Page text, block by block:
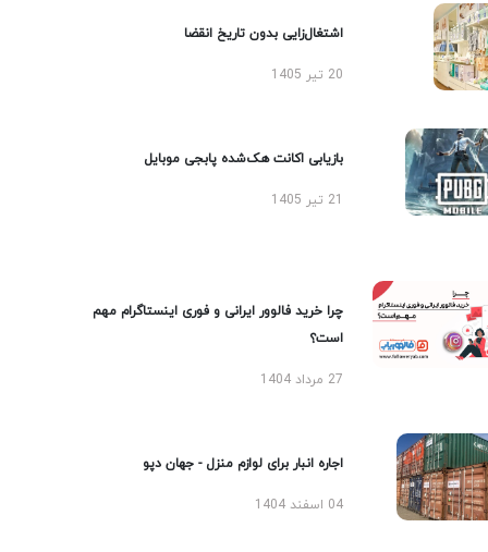
اشتغال‌زایی بدون تاریخ انقضا
20 تیر 1405
بازیابی اکانت هک‌شده پابجی موبایل
چرا خرید فالوور ایرانی و فوری اینستاگرام مهم
است؟
27 مرداد 1404
اجاره انبار برای لوازم منزل - جهان دپو
04 اسفند 1404